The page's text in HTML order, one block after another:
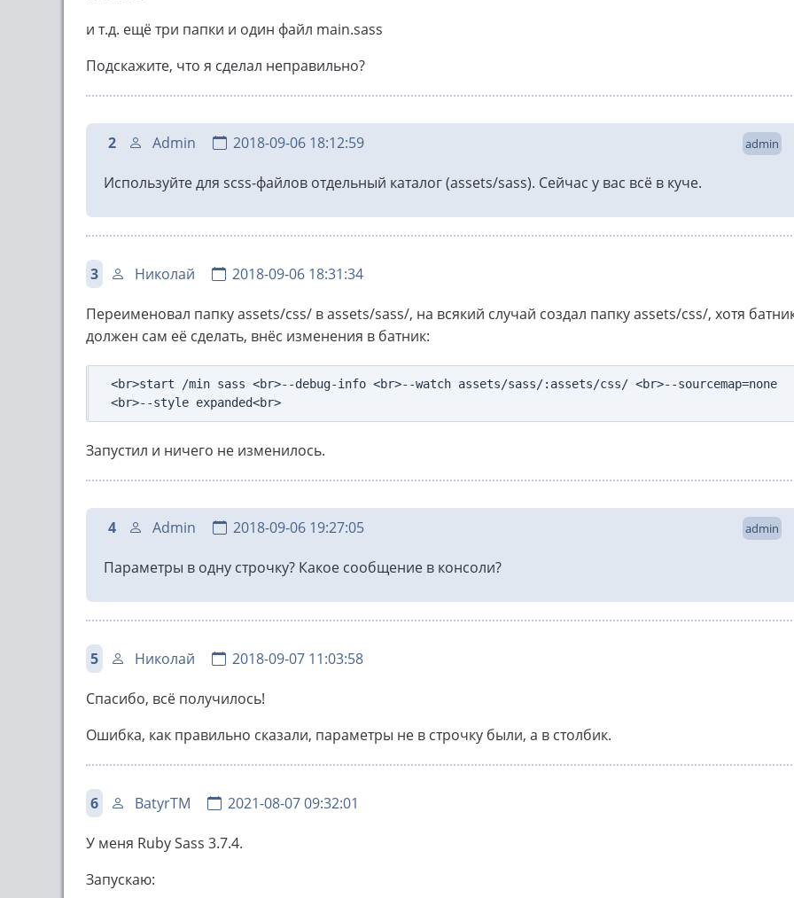
и т.д. ещё три папки и один файл main.sass
Подскажите, что я сделал неправильно?
2 Admin 2018-09-06 18:12:59 admin
Используйте для scss-файлов отдельный каталог (assets/sass). Сейчас у вас всё в куче.
3 Николай 2018-09-06 18:31:34
Переименовал папку assets/css/ в assets/sass/, на всякий случай создал папку assets/css/, хотя
должен сам её сделать, внёс изменения в батник:
<br>start /min sass <br>--debug-info <br>--watch assets/sass/:assets/css/ <br>--sourcemap=none
<br>--style expanded<br>
Запустил и ничего не изменилось.
4 Admin 2018-09-06 19:27:05 admin
Параметры в одну строчку? Какое сообщение в консоли?
5 Николай 2018-09-07 11:03:58
Спасибо, всё получилось!
Ошибка, как правильно сказали, параметры не в строчку были, а в столбик.
6 BatyrTM 2021-08-07 09:32:01
У меня Ruby Sass 3.7.4.
Запускаю: